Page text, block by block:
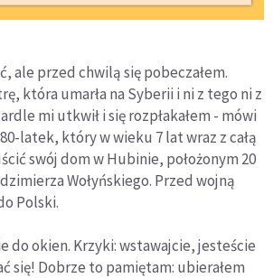
ale przed chwilą się pobeczałem.
która umarła na Syberii i ni z tego ni z
mi utkwił i się rozpłakałem - mówi
latek, który w wieku 7 lat wraz z całą
swój dom w Hubinie, położonym 20
Wołyńskiego. Przed wojną
Polski.
do okien. Krzyki: wstawajcie, jesteście
się! Dobrze to pamiętam: ubierałem